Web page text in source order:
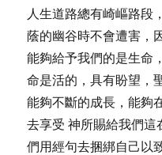
人生道路總有崎嶇路段
蔭的幽谷時不會遭害，
能夠給予我們的是生命
命是活的，具有盼望，
能夠不斷的成長，能夠
去享受 神所賜給我們
們用經句去捆綁自己以